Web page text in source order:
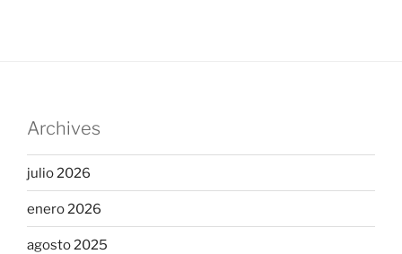
Archives
julio 2026
enero 2026
agosto 2025